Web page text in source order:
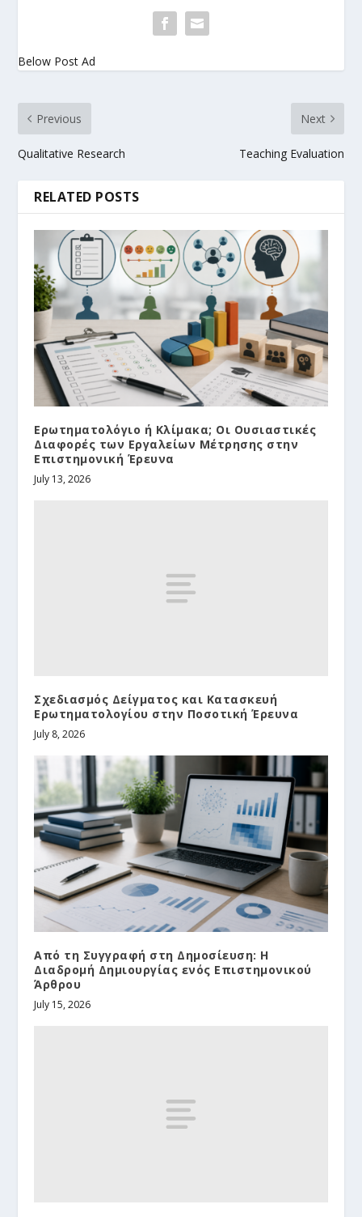
Below Post Ad
Previous
Qualitative Research
Next
Teaching Evaluation
RELATED POSTS
Ερωτηματολόγιο ή Κλίμακα; Οι Ουσιαστικές
Διαφορές των Εργαλείων Μέτρησης στην
Επιστημονική Έρευνα
July 13, 2026
Σχεδιασμός Δείγματος και Κατασκευή
Ερωτηματολογίου στην Ποσοτική Έρευνα
July 8, 2026
Από τη Συγγραφή στη Δημοσίευση: Η
Διαδρομή Δημιουργίας ενός Επιστημονικού
Άρθρου
July 15, 2026